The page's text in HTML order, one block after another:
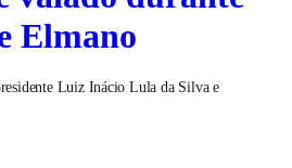
Elmano
Luiz Inácio Lula da Silva e